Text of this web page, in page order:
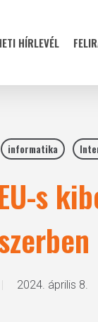
HÍRLEVÉL
informatika
s
2024. április 8.